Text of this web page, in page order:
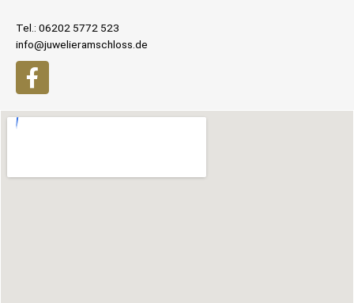
Tel.: 06202 5772 523
info@juwelieramschloss.de